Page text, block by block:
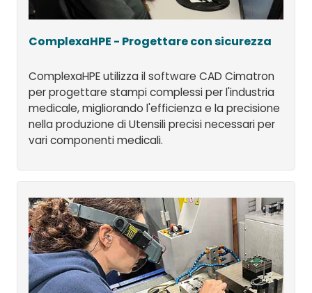
ComplexaHPE - Progettare con sicurezza
ComplexaHPE utilizza il software CAD Cimatron
per progettare stampi complessi per l'industria
medicale, migliorando l'efficienza e la precisione
nella produzione di Utensili precisi necessari per
vari componenti medicali.